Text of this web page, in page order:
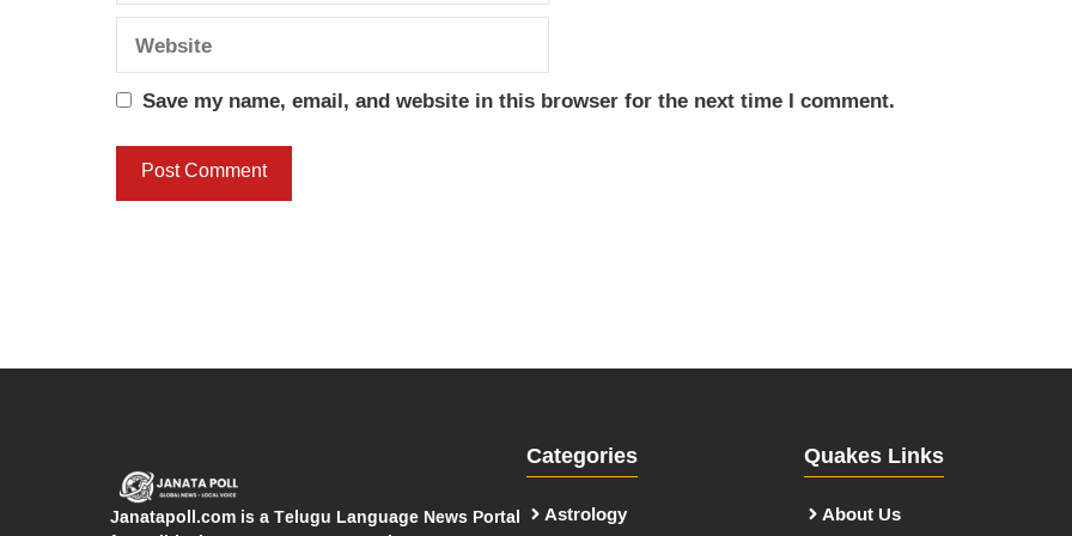
Website
Save my name, email, and website in this browser for the next time I comment.
Janatapoll.com is a Telugu Language News Portal
Categories
Astrology
Quakes Links
About Us